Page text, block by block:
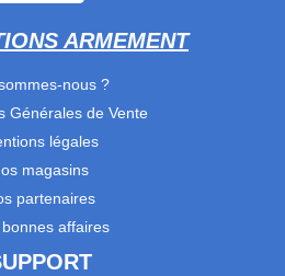
ARMEMENT
nous ?
Générales de Vente
légales
magasins
partenaires
bonnes affaires